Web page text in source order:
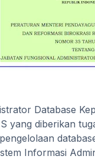
Database
yang diberikan
Informasi